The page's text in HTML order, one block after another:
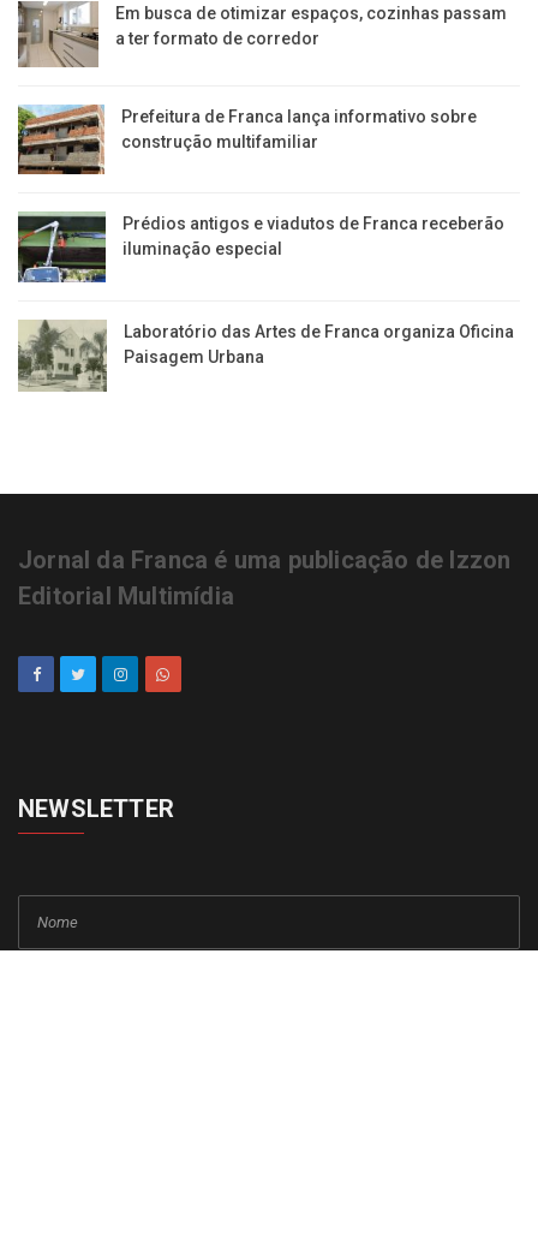
Em busca de otimizar espaços, cozinhas passam
a ter formato de corredor
Prefeitura de Franca lança informativo sobre
construção multifamiliar
Prédios antigos e viadutos de Franca receberão
iluminação especial
Laboratório das Artes de Franca organiza Oficina
Paisagem Urbana
Jornal da Franca é uma publicação de Izzon
Editorial Multimídia
NEWSLETTER